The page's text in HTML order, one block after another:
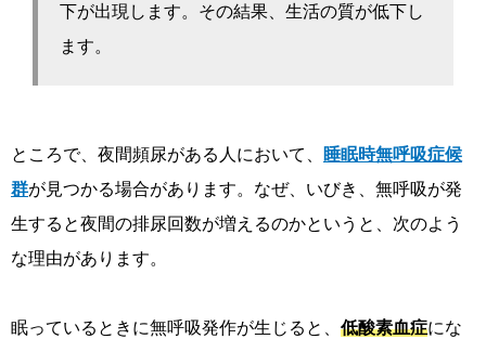
下が出現します。その結果、生活の質が低下し
ます。
ところで、夜間頻尿がある人において、
睡眠時無呼吸症候
群が見つかる場合があります。なぜ、いびき、無呼吸が発
生すると夜間の排尿回数が増えるのかというと、次のよう
な理由があります。
眠っているときに無呼吸発作が生じると、 低酸素血症にな